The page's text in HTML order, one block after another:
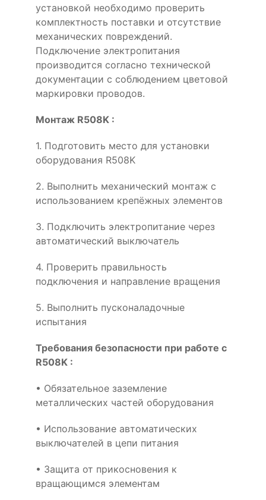
установкой необходимо проверить
комплектность поставки и отсутствие
механических повреждений.
Подключение электропитания
производится согласно технической
документации с соблюдением цветовой
маркировки проводов.
Монтаж R508K :
1. Подготовить место для установки
оборудования R508K
2. Выполнить механический монтаж с
использованием крепёжных элементов
3. Подключить электропитание через
автоматический выключатель
4. Проверить правильность
подключения и направление вращения
5. Выполнить пусконаладочные
испытания
Требования безопасности при работе с
R508K :
• Обязательное заземление
металлических частей оборудования
• Использование автоматических
выключателей в цепи питания
• Защита от прикосновения к
вращающимся элементам